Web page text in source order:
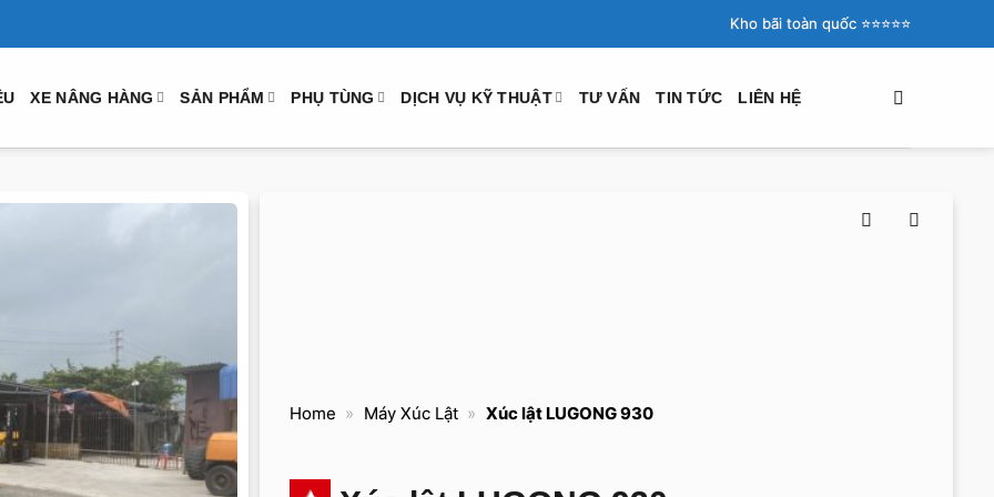
Kho bãi toàn quốc ⭐️⭐️⭐️⭐️⭐️
XE NÂNG HÀNG SẢN PHẨM PHỤ TÙNG DỊCH VỤ KỸ THUẬT TƯ VẤN TIN TỨC LIÊN HỆ
Home » Máy Xúc Lật » Xúc lật LUGONG 930